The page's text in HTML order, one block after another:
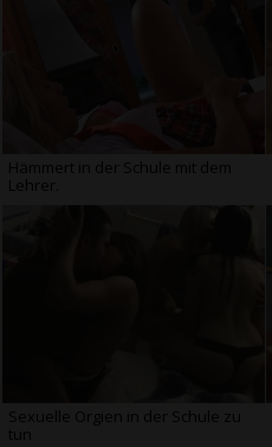
Hämmert in der Schule mit dem
Lehrer.
Sexuelle Orgien in der Schule zu
tun